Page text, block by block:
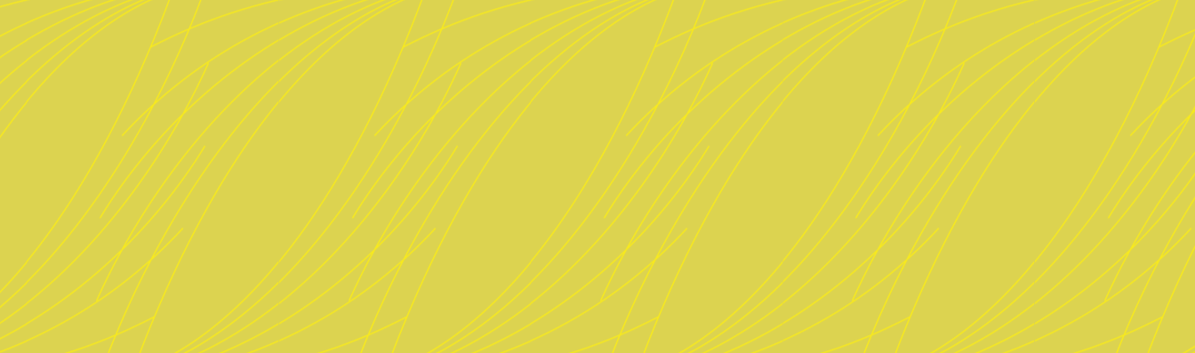
Müllerstr. 30
80469 München
089 2300 2992
ab Mai 2025 „fesch“ Biergarten im
Nussbaumpark
Anfahrt
Öffnungszeiten
Montag Ruhetag
Di. – Do. 17 bis 24 Uhr
Fr. 16 bis 1 Uhr
Sa. 12 bis 1 Uhr
So. 12 bis 23 Uhr
Küche
Weißwurstfrühstück: Sa. & So. ab 12 Uhr (Stück € 2,50)
Warme Küche: Sa. & So. ab 12 Uhr
Di. bis Fr. ab 17.30 Uhr bis 22 Uhr
Sonntags bis 21 Uhr